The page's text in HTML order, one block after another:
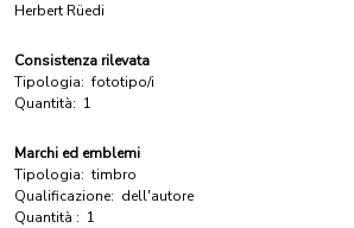
Herbert Rüedi
Consistenza rilevata
Tipologia: fototipo/i
Quantità: 1
Marchi ed emblemi
Tipologia: timbro
Qualificazione: dell'autore
Quantità : 1